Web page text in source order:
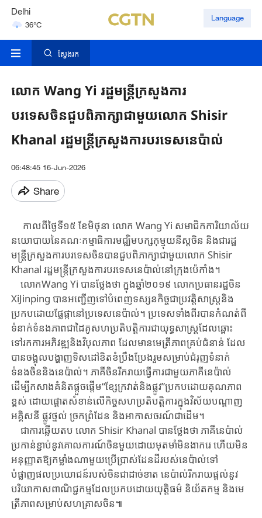
Hyderabad
42°C
Mumbai
Language
ស្វែងរក
លោក Wang Yi រដ្ឋមន្ត្រីក្រសួងការ
បរទេសចិនជួបពិភាក្សាជាមួយលោក Shisir
Khanal រដ្ឋមន្ត្រីក្រសួងការបរទេសនេប៉ាល់
06:48:45 16-Jun-2026
Share
កាលពីថ្ងៃទី១៥ ខែមិថុនា លោក Wang​ Yi សមាជិកការិយាល័យ
នយោបាយនៃគណៈកម្មាធិការមជ្ឈិមបក្សកុម្មុយនីស្តចិន និងជារដ្ឋ
មន្ត្រីក្រសួងការបរទេសចិនបានជួបពិភាក្សាជាមួយលោក Shisir
Khanal រដ្ឋមន្ត្រីក្រសួងការបរទេសនេប៉ាល់នៅក្រុងប៉េកាំង។
លោកWang Yi បានថ្លែងថា ក្នុងឆ្នាំ២០១៩ លោកប្រធានរដ្ឋចិន
XiJinping បានអញ្ជើញទៅបំពេញទស្សនកិច្ចជាប្រវត្តិសាស្ត្រនិង
ប្រកបដោយផ្លែផ្កានៅប្រទេសនេប៉ាល់។ ប្រទេសទាំងពីរបានកំណត់ពី
ទំនាក់ទំនងភាពជាដៃគូសហប្រតិបត្តិការជាយុទ្ធសាស្ត្រដែលឆ្ពោះ
ទៅរកការអភិវឌ្ឍនិងវិបុលភាព ដែលមានមេត្រីភាពគ្រប់ជំនាន់ ដែល
បានចង្អុលបង្ហាញទិសដៅខិតខំប្រឹងប្រែងរួមសម្រាប់ជំរុញទំនាក់
ទំនងចិននិងនេប៉ាល់។ ភាគីចិនរីករាយធ្វើការជាមួយភាគីនេប៉ាល់
ដើម្បីកសាងគំនិតផ្តួចផ្តើម“ខ្សែក្រវាត់និងផ្លូវ”ប្រកបដោយគុណភាព
ខ្ពស់ ដោយផ្តោតសំខាន់លើកិច្ចសហប្រតិបត្តិការក្នុងវិស័យបណ្តាញ
អគ្គិសនី ផ្លូវថ្នល់ ច្រកព្រំដែន និងអាកាសចរណ៍ជាដើម។
ជាការឆ្លើយតប លោក Shisir Khanal បានថ្លែងថា ភាគីនេប៉ាល់
ប្រកាន់ខ្ជាប់នូវគោលការណ៍ចិនមួយដោយមុតមាំមិនងាករេ ហើយមិន
អនុញ្ញាតឱ្យកម្លាំងណាមួយប្រើប្រាស់ដែនដីរបស់នេប៉ាល់ទៅ
បំផ្លាញផលប្រយោជន៍របស់ចិនជាដាច់ខាត នេប៉ាល់រីករាយផ្តល់នូវ
បរិយាកាសពាណិជ្ជកម្មដែលប្រកបដោយយុតិ្តធម៌ និយ័តកម្ម និងមេ
ត្រីភាពសម្រាប់សហគ្រាសចិន៕